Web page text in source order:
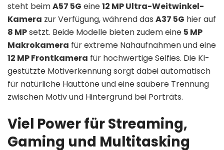
steht beimA57 5G eine12 MP Ultra-Weitwinkel-
Kamera zur Verfügung, während das A37 5G hier auf
8 MPsetzt. Beide Modelle bieten zudem eine 5 MP
Makrokamera für extreme Nahaufnahmen und eine
12 MP Frontkamera für hochwertige Selfies. Die KI-
gestützte Motiverkennung sorgt dabei automatisch
für natürliche Hauttöne und eine saubere Trennung
zwischen Motiv und Hintergrund bei Porträts.
Viel Power für Streaming,
Gaming und Multitasking